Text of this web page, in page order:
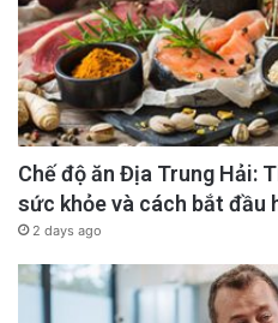
Chế độ ăn Địa Trung Hải:
sức khỏe và cách bắt đầu
2 days ago